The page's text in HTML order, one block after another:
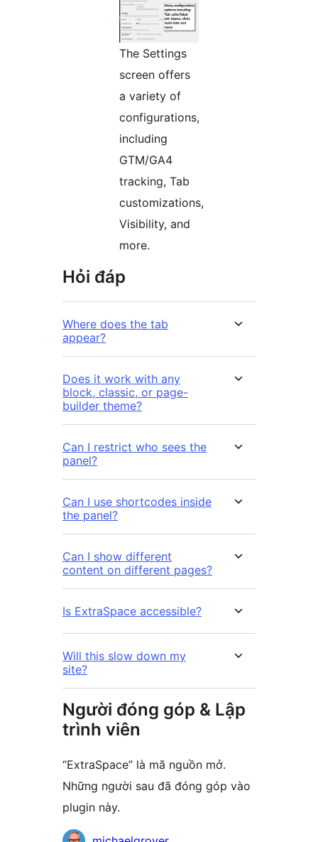
The Settings
screen offers
a variety of
configurations,
including
GTM/GA4
tracking, Tab
customizations,
Visibility, and
more.
Hỏi đáp
Where does the tab
appear?
Does it work with any
block, classic, or page-
builder theme?
Can I restrict who sees the
panel?
Can I use shortcodes inside
the panel?
Can I show different
content on different pages?
Is ExtraSpace accessible?
Will this slow down my
site?
Người đóng góp & Lập
trình viên
“ExtraSpace” là mã nguồn mở.
Những người sau đã đóng góp vào
plugin này.